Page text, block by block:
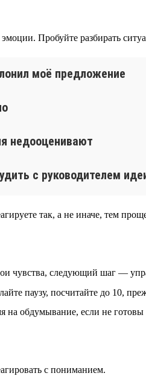
Пробуйте разбирать
моё предложение
недооценивают
с руководителем
так, а не иначе, тем
чувства, следующий шаг —
паузу, посчитайте до 10,
на обдумывание, если не
с пониманием.